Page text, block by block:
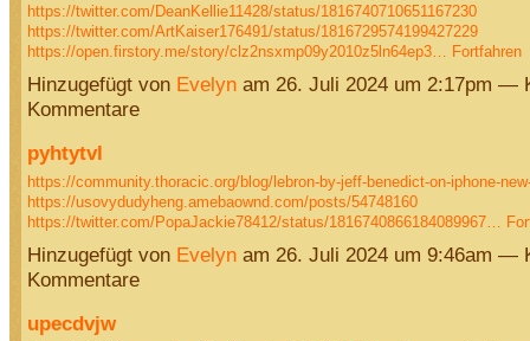
https://twitter.com/DeanKellie11428/status/1816740710651167230
https://twitter.com/ArtKaiser176491/status/1816729574199427229
https://open.firstory.me/story/clz2nsxmp09y2010z5ln64ep3…
Fortfahren
Hinzugefügt von Evelynam 26. Juli 2024 um 2:17pm —
Kommentare
pyhtytvl
https://community.thoracic.org/blog/lebron-by-jeff-benedict-on-iphone-
https://usovydudyheng.amebaownd.com/posts/54748160
https://twitter.com/PopaJackie78412/status/1816740866184089967…
Hinzugefügt von Evelynam 26. Juli 2024 um 9:46am —
Kommentare
upecdvjw